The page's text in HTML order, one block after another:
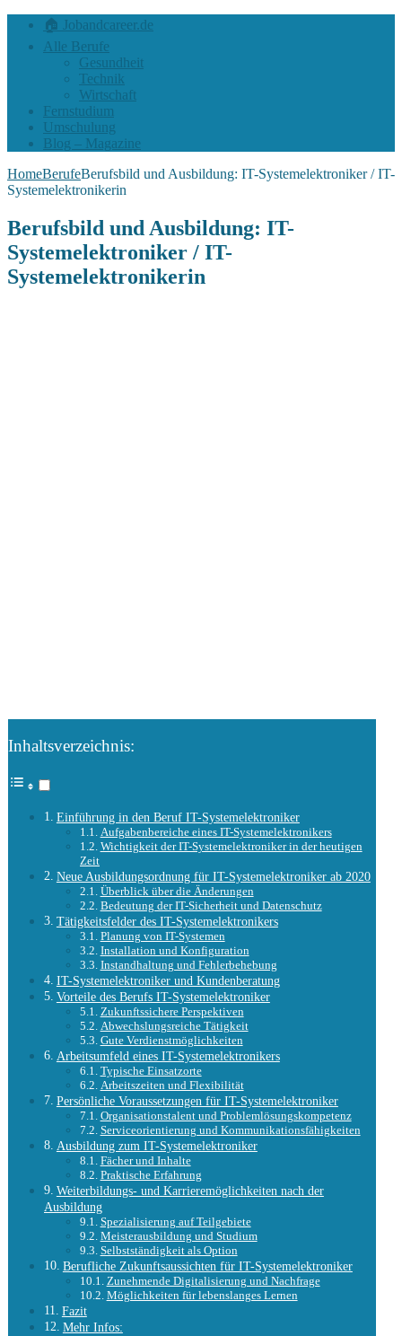
🏠 Jobandcareer.de
Alle Berufe
Gesundheit
Technik
Wirtschaft
Fernstudium
Umschulung
Blog – Magazine
HomeBerufeBerufsbild und Ausbildung: IT-Systemelektroniker / IT-
Systemelektronikerin
Berufsbild und Ausbildung: IT-
Systemelektroniker / IT-
Systemelektronikerin
Inhaltsverzeichnis:
Einführung in den Beruf IT-Systemelektroniker
Aufgabenbereiche eines IT-Systemelektronikers
Wichtigkeit der IT-Systemelektroniker in der heutigen
Zeit
Neue Ausbildungsordnung für IT-Systemelektroniker ab 2020
Überblick über die Änderungen
Bedeutung der IT-Sicherheit und Datenschutz
Tätigkeitsfelder des IT-Systemelektronikers
Planung von IT-Systemen
Installation und Konfiguration
Instandhaltung und Fehlerbehebung
IT-Systemelektroniker und Kundenberatung
Vorteile des Berufs IT-Systemelektroniker
Zukunftssichere Perspektiven
Abwechslungsreiche Tätigkeit
Gute Verdienstmöglichkeiten
Arbeitsumfeld eines IT-Systemelektronikers
Typische Einsatzorte
Arbeitszeiten und Flexibilität
Persönliche Voraussetzungen für IT-Systemelektroniker
Organisationstalent und Problemlösungskompetenz
Serviceorientierung und Kommunikationsfähigkeiten
Ausbildung zum IT-Systemelektroniker
Fächer und Inhalte
Praktische Erfahrung
Weiterbildungs- und Karrieremöglichkeiten nach der
Ausbildung
Spezialisierung auf Teilgebiete
Meisterausbildung und Studium
Selbstständigkeit als Option
Berufliche Zukunftsaussichten für IT-Systemelektroniker
Zunehmende Digitalisierung und Nachfrage
Möglichkeiten für lebenslanges Lernen
Fazit
Mehr Infos: